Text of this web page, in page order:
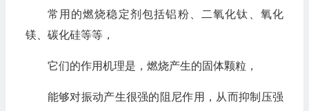
常用的燃烧稳定剂包括铝粉、二氧化钛、氧化
镁、碳化硅等等，
它们的作用机理是，燃烧产生的固体颗粒，
能够对振动产生很强的阻尼作用，从而抑制压强